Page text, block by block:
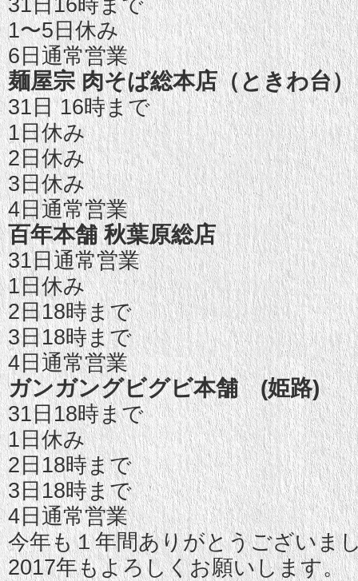
1〜5日休み
6日通常営業
麺屋宗 肉そば総本店（ときわ台）
31日 16時まで
1日休み
2日休み
3日休み
4日通常営業
百年本舗 秋葉原総店
31日通常営業
1日休み
2日18時まで
3日18時まで
4日通常営業
ガンガングビグビ本舗 (姫路)
31日18時まで
1日休み
2日18時まで
3日18時まで
4日通常営業
今年も１年間ありがとうございま
2017年もよろしくお願いします。